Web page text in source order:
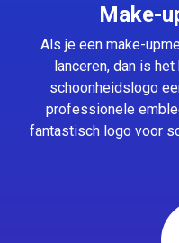
Make-
Als je een make-
lanceren, dan is
schoonheidslogo
professionele
fantastisch logo voor